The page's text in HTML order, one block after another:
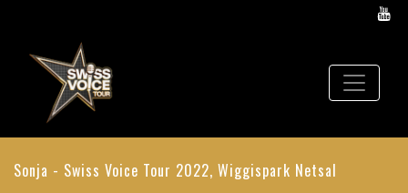
Sonja - Swiss Voice Tour 2022, Wiggispark Netsal